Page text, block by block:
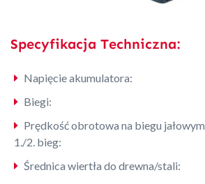
Specyfikacja Techniczna:
Napięcie akumulatora:
Biegi:
Prędkość obrotowa na biegu jałowym
1./2. bieg:
Średnica wiertła do drewna/stali: